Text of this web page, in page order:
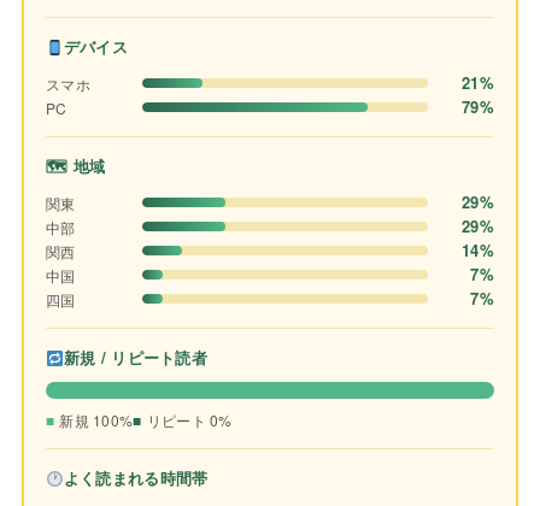
デバイス
スマホ 21%
PC 79%
🗺 地域
関東 29%
中部 29%
関西 14%
中国 7%
四国 7%
新規 / リピート読者
新規 100% リピート 0%
よく読まれる時間帯